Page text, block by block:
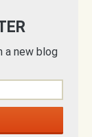
a new blog